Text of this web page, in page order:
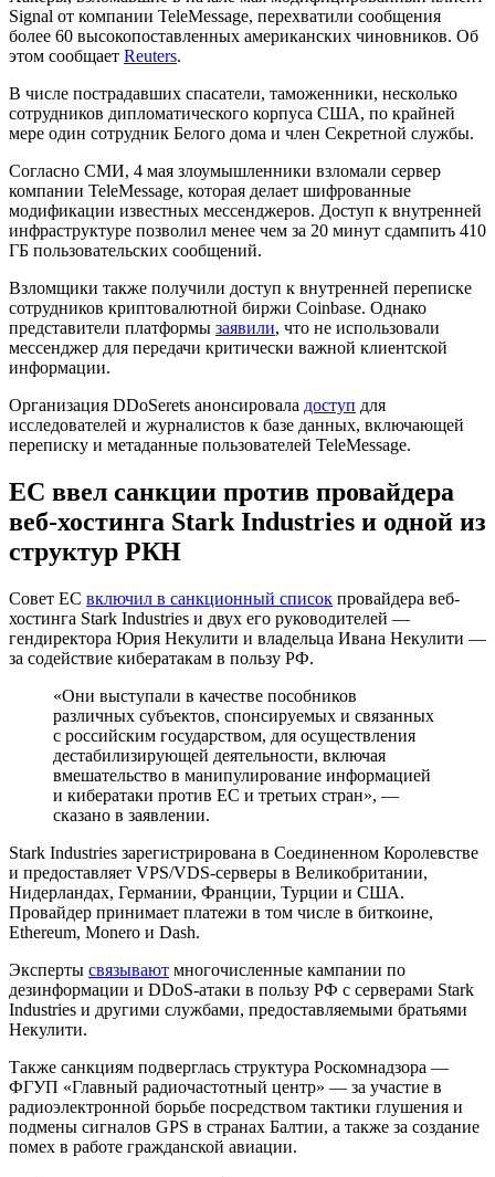
Signal от компании TeleMessage, перехватили сообщения
более 60 высокопоставленных американских чиновников. Об
этом сообщает Reuters.
В числе пострадавших спасатели, таможенники, несколько
сотрудников дипломатического корпуса США, по крайней
мере один сотрудник Белого дома и член Секретной службы.
Согласно СМИ, 4 мая злоумышленники взломали сервер
компании TeleMessage, которая делает шифрованные
модификации известных мессенджеров. Доступ к внутренней
инфраструктуре позволил менее чем за 20 минут сдампить 410
ГБ пользовательских сообщений.
Взломщики также получили доступ к внутренней переписке
сотрудников криптовалютной биржи Coinbase. Однако
представители платформы заявили, что не использовали
мессенджер для передачи критически важной клиентской
информации.
Организация DDoSerets анонсировала доступ для
исследователей и журналистов к базе данных, включающей
переписку и метаданные пользователей TeleMessage.
ЕС ввел санкции против провайдера
веб-хостинга Stark Industries и одной из
структур РКН
Совет ЕС включил в санкционный список провайдера веб-
хостинга Stark Industries и двух его руководителей —
гендиректора Юрия Некулити и владельца Ивана Некулити —
за содействие кибератакам в пользу РФ.
«Они выступали в качестве пособников
различных субъектов, спонсируемых и связанных
с российским государством, для осуществления
дестабилизирующей деятельности, включая
вмешательство в манипулирование информацией
и кибератаки против ЕС и третьих стран», —
сказано в заявлении.
Stark Industries зарегистрирована в Соединенном Королевстве
и предоставляет VPS/VDS-серверы в Великобритании,
Нидерландах, Германии, Франции, Турции и США.
Провайдер принимает платежи в том числе в биткоине,
Ethereum, Monero и Dash.
Эксперты связывают многочисленные кампании по
дезинформации и DDoS-атаки в пользу РФ с серверами Stark
Industries и другими службами, предоставляемыми братьями
Некулити.
Также санкциям подверглась структура Роскомнадзора —
ФГУП «Главный радиочастотный центр» — за участие в
радиоэлектронной борьбе посредством тактики глушения и
подмены сигналов GPS в странах Балтии, а также за создание
помех в работе гражданской авиации.